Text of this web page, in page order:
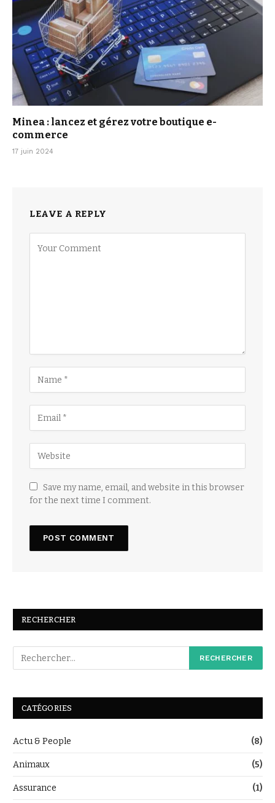
Minea : lancez et gérez votre boutique e-
commerce
17 juin 2024
LEAVE A REPLY
Save my name, email, and website in this browser
for the next time I comment.
RECHERCHER
CATÉGORIES
Actu & People (8)
Animaux (5)
Assurance (1)